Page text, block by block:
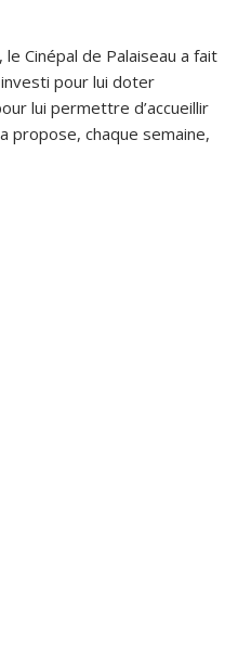
Cinépal de Palaiseau a fait
pour lui doter
lui permettre d’accueillir
propose, chaque semaine,